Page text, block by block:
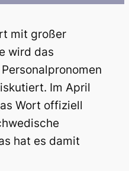
mit großer
wird das
Im April
Wort offiziell
hat es damit